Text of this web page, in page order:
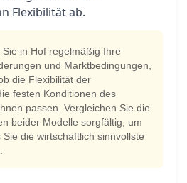
Flexibilität ab.
in Hof regelmäßig Ihre
und Marktbedingungen,
die Flexibilität der
festen Konditionen des
passen. Vergleichen Sie die
beider Modelle sorgfältig, um
die wirtschaftlich sinnvollste